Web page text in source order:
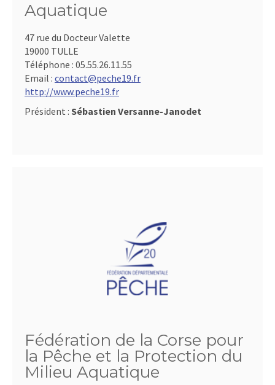
Aquatique
47 rue du Docteur Valette
19000 TULLE
Téléphone : 05.55.26.11.55
Email : contact@peche19.fr
http://www.peche19.fr
Président : Sébastien Versanne-Janodet
Fédération de la Corse pour
la Pêche et la Protection du
Milieu Aquatique